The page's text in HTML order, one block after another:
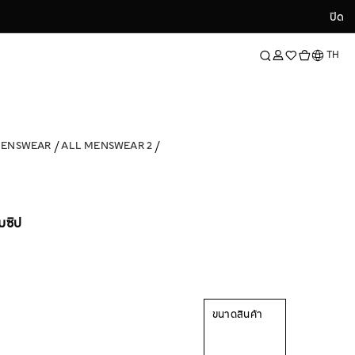
ปิด
ปิด
ภาษาTH
ALL MENSWEAR 2
ซิป
ขนาดสินค้า